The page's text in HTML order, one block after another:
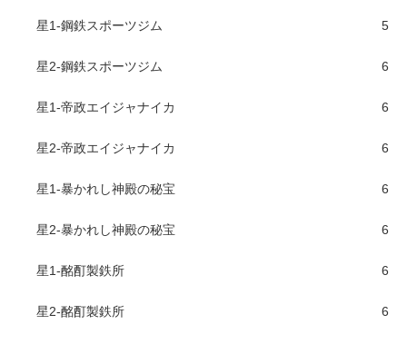
星1-鋼鉄スポーツジム 5
星2-鋼鉄スポーツジム 6
星1-帝政エイジャナイカ 6
星2-帝政エイジャナイカ 6
星1-暴かれし神殿の秘宝 6
星2-暴かれし神殿の秘宝 6
星1-酩酊製鉄所 6
星2-酩酊製鉄所 6